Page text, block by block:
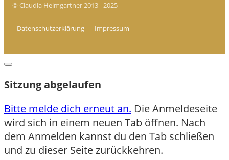
© Claudia Heimgartner 2013 - 2025
Datenschutzerklärung Impressum
Dialog
Sitzung abgelaufen
Bitte melde dich erneut an. Die Anmeldeseite
wird sich in einem neuen Tab öffnen. Nach
dem Anmelden kannst du den Tab schließen
und zu dieser Seite zurückkehren.